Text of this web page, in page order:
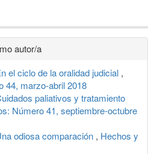
autor/a
el ciclo de la oralidad judicial ,
44, marzo-abril 2018
paliativos y tratamiento
Número 41, septiembre-octubre
odiosa comparación , Hechos y